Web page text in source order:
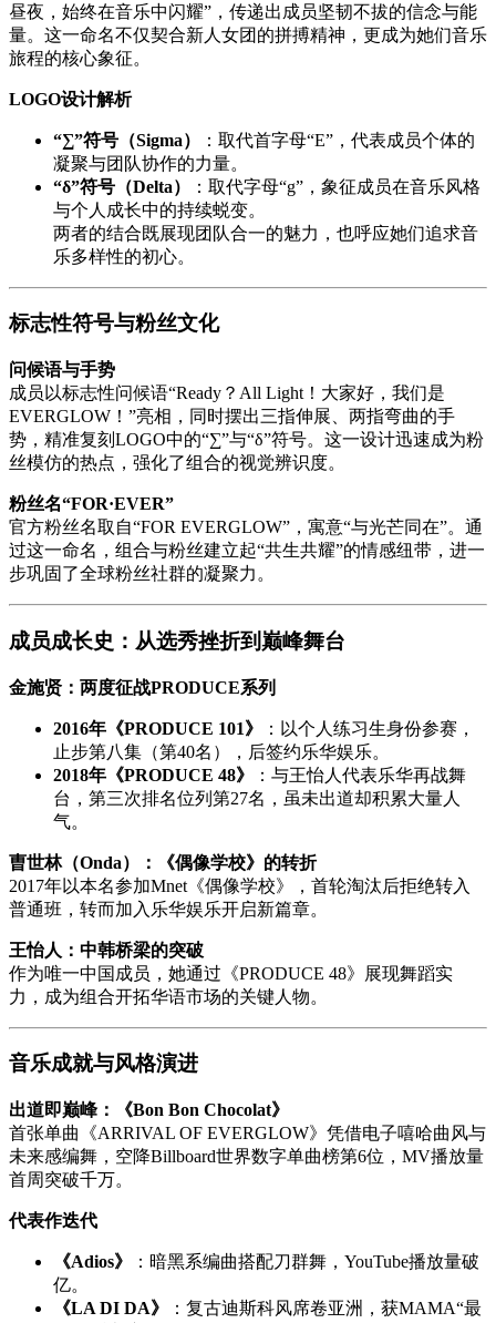
昼夜，始终在音乐中闪耀”，传递出成员坚韧不拔的信念与能
量。这一命名不仅契合新人女团的拼搏精神，更成为她们音乐
旅程的核心象征。
LOGO设计解析
“∑”符号（Sigma）
：取代首字母“E”，代表成员个体的
凝聚与团队协作的力量。
“δ”符号（Delta）
：取代字母“g”，象征成员在音乐风格
与个人成长中的持续蜕变。
两者的结合既展现团队合一的魅力，也呼应她们追求音
乐多样性的初心。
标志性符号与粉丝文化
问候语与手势
成员以标志性问候语“Ready？All Light！大家好，我们是
EVERGLOW！”亮相，同时摆出三指伸展、两指弯曲的手
势，精准复刻LOGO中的“∑”与“δ”符号。这一设计迅速成为粉
丝模仿的热点，强化了组合的视觉辨识度。
粉丝名“FOR·EVER”
官方粉丝名取自“FOR EVERGLOW”，寓意“与光芒同在”。通
过这一命名，组合与粉丝建立起“共生共耀”的情感纽带，进一
步巩固了全球粉丝社群的凝聚力。
成员成长史：从选秀挫折到巅峰舞台
金施贤：两度征战PRODUCE系列
2016年《PRODUCE 101》
：以个人练习生身份参赛，
止步第八集（第40名），后签约乐华娱乐。
2018年《PRODUCE 48》
：与王怡人代表乐华再战舞
台，第三次排名位列第27名，虽未出道却积累大量人
气。
曺世林（Onda）：《偶像学校》的转折
2017年以本名参加Mnet《偶像学校》，首轮淘汰后拒绝转入
普通班，转而加入乐华娱乐开启新篇章。
王怡人：中韩桥梁的突破
作为唯一中国成员，她通过《PRODUCE 48》展现舞蹈实
力，成为组合开拓华语市场的关键人物。
音乐成就与风格演进
出道即巅峰：《Bon Bon Chocolat》
首张单曲《ARRIVAL OF EVERGLOW》凭借电子嘻哈曲风与
未来感编舞，空降Billboard世界数字单曲榜第6位，MV播放量
首周突破千万。
代表作迭代
《Adios》
：暗黑系编曲搭配刀群舞，YouTube播放量破
亿。
《LA DI DA》
：复古迪斯科风席卷亚洲，获MAMA“最